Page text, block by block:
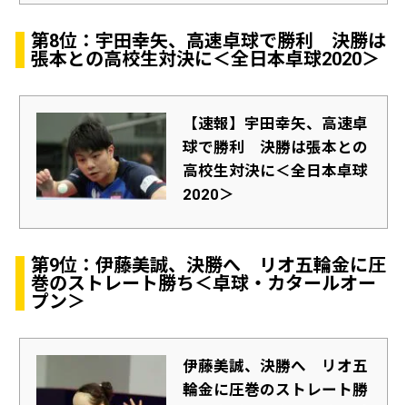
第8位：宇田幸矢、高速卓球で勝利 決勝は
張本との高校生対決に＜全日本卓球2020＞
【速報】宇田幸矢、高速卓
球で勝利 決勝は張本との
高校生対決に＜全日本卓球
2020＞
第9位：伊藤美誠、決勝へ リオ五輪金に圧
巻のストレート勝ち＜卓球・カタールオー
プン＞
伊藤美誠、決勝へ リオ五
輪金に圧巻のストレート勝